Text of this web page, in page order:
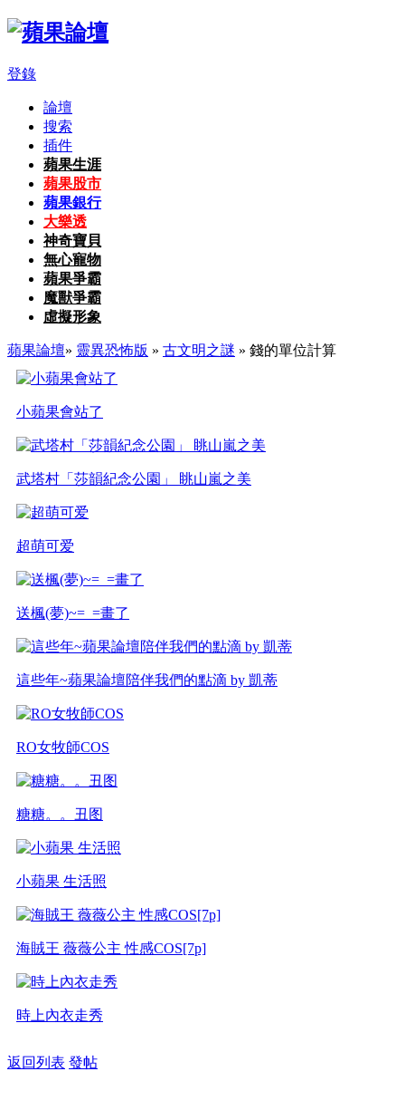
登錄
論壇
搜索
插件
蘋果生涯
蘋果股市
蘋果銀行
大樂透
神奇寶貝
無心寵物
蘋果爭霸
魔獸爭霸
虛擬形象
蘋果論壇» 靈異恐怖版 » 古文明之謎 » 錢的單位計算
小蘋果會站了
武塔村「莎韻紀念公園」 眺山嵐之美
超萌可爱
送楓(夢)~=_=畫了
這些年~蘋果論壇陪伴我們的點滴 by 凱蒂
RO女牧師COS
糖糖。。丑图
小蘋果 生活照
海賊王 薇薇公主 性感COS[7p]
時上內衣走秀
返回列表 發帖